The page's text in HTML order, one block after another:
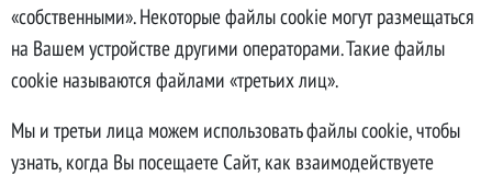
«собственными». Некоторые файлы cookie могут размещаться
на Вашем устройстве другими операторами. Такие файлы
cookie называются файлами «третьих лиц».
Мы и третьи лица можем использовать файлы cookie, чтобы
узнать, когда Вы посещаете Сайт, как взаимодействуете